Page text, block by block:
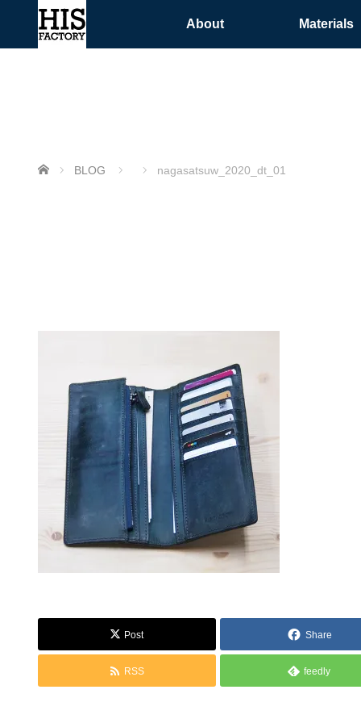
About Materials
ホーム BLOG nagasatsuw_2020_dt_01
Post Share
RSS feedly